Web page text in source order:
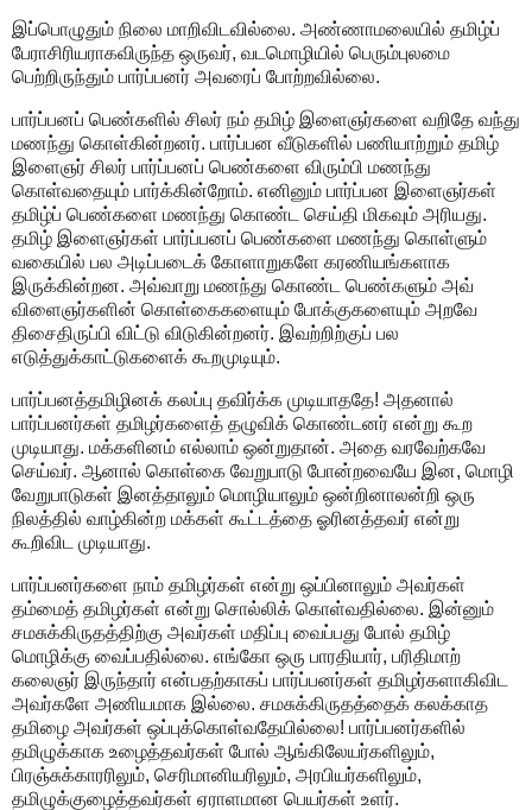
இப்பொழுதும் நிலை மாறிவிடவில்லை. அண்ணாமலையில் தமிழ்ப்
பேராசிரியராகவிருந்த ஒருவர், வடமொழியில் பெரும்புலமை
பெற்றிருந்தும் பார்ப்பனர் அவரைப் போற்றவில்லை.
பார்ப்பனப் பெண்களில் சிலர் நம் தமிழ் இளைஞர்களை வறிதே வந்து
மணந்து கொள்கின்றனர். பார்ப்பன வீடுகளில் பணியாற்றும் தமிழ்
இளைஞர் சிலர் பார்ப்பனப் பெண்களை விரும்பி மணந்து
கொள்வதையும் பார்க்கின்றோம். எனினும் பார்ப்பன இளைஞர்கள்
தமிழ்ப் பெண்களை மணந்து கொண்ட செய்தி மிகவும் அரியது.
தமிழ் இளைஞர்கள் பார்ப்பனப் பெண்களை மணந்து கொள்ளும்
வகையில் பல அடிப்படைக் கோளாறுகளே கரணியங்களாக
இருக்கின்றன. அவ்வாறு மணந்து கொண்ட பெண்களும் அவ்
விளைஞர்களின் கொள்கைகளையும் போக்குகளையும் அறவே
திசைதிருப்பி விட்டு விடுகின்றனர். இவற்றிற்குப் பல
எடுத்துக்காட்டுகளைக் கூறமுடியும்.
பார்ப்பனத்தமிழினக் கலப்பு தவிர்க்க முடியாததே! அதனால்
பார்ப்பனர்கள் தமிழர்களைத் தழுவிக் கொண்டனர் என்று கூற
முடியாது. மக்களினம் எல்லாம் ஒன்றுதான். அதை வரவேற்கவே
செய்வர். ஆனால் கொள்கை வேறுபாடு போன்றவையே இன, மொழி
வேறுபாடுகள் இனத்தாலும் மொழியாலும் ஒன்றினாலன்றி ஒரு
நிலத்தில் வாழ்கின்ற மக்கள் கூட்டத்தை ஓரினத்தவர் என்று
கூறிவிட முடியாது.
பார்ப்பனர்களை நாம் தமிழர்கள் என்று ஒப்பினாலும் அவர்கள்
தம்மைத் தமிழர்கள் என்று சொல்லிக் கொள்வதில்லை. இன்னும்
சமசுக்கிருதத்திற்கு அவர்கள் மதிப்பு வைப்பது போல் தமிழ்
மொழிக்கு வைப்பதில்லை. எங்கோ ஒரு பாரதியார், பரிதிமாற்
கலைஞர் இருந்தார் என்பதற்காகப் பார்ப்பனர்கள் தமிழர்களாகிவிட
அவர்களே அணியமாக இல்லை. சமசுக்கிருதத்தைக் கலக்காத
தமிழை அவர்கள் ஒப்புக்கொள்வதேயில்லை! பார்ப்பனர்களில்
தமிழுக்காக உழைத்தவர்கள் போல் ஆங்கிலேயர்களிலும்,
பிரஞ்சுக்காரரிலும், செரிமானியரிலும், அரபியர்களிலும்,
தமிழுக்குழைத்தவர்கள் ஏராளமான பெயர்கள் உளர்.